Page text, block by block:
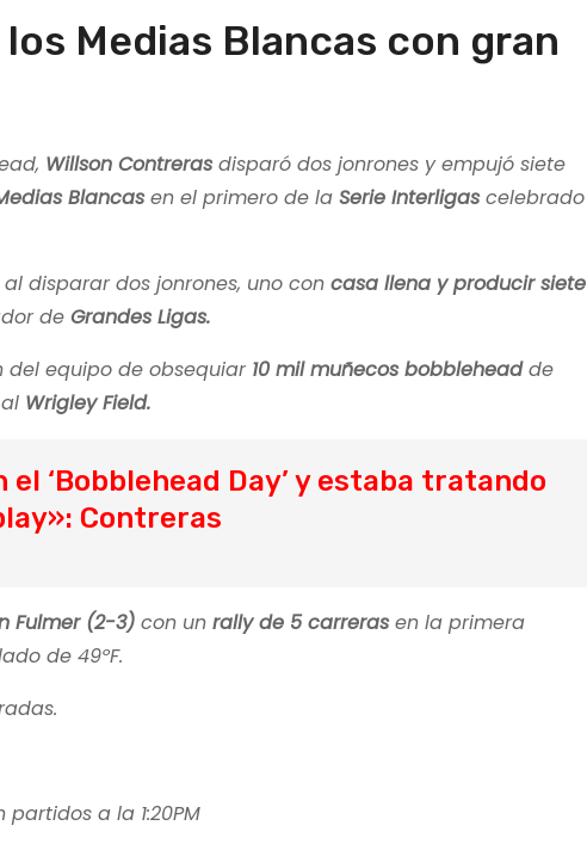
Medias Blancas con gran
Willson Contrerasdisparó dos jonrones y empujó siete
Blancasen el primero de la Serie Interligascelebrado
disparar dos jonrones, uno con casa llena y producir siete
de Grandes Ligas.
del equipo de obsequiar 10 mil muñecos bobbleheadde
Wrigley Field.
‘Bobblehead Day’ y estaba tratando
Contreras
Fulmer (2-3) con un rally de 5 carrerasen la primera
de 49ºF.
a la 1:20PM